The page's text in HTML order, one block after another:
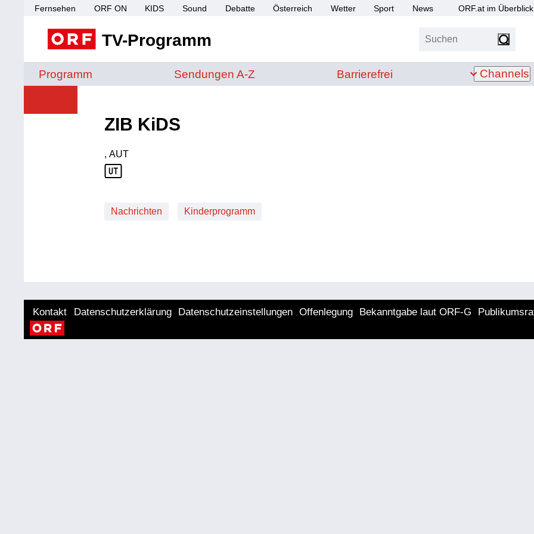
Fernsehen ORF ON KIDS Sound Debatte Österreich Wetter Sport News ORF.at im Überblick
TV-Programm Suchen
Programm Sendungen von A bis Z
Sendungen A-Z Barrierefrei
Barrierefrei Channels
ZIB KiDS
Produktionsland: AUT
, AUT
Nachrichten Kinderprogramm
Kontakt Datenschutzerklärung Datenschutzeinstellungen Offenlegung Bekanntgabe laut ORF-G